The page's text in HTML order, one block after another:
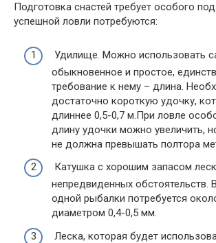
Подготовка снастей требует особого
успешной ловли потребуются:
Удилище. Можно использовать
обыкновенное и простое,
требование к нему – длина.
достаточно короткую удочку,
длиннее 0,5-0,7 м.При ловле
длину удочки можно увеличить,
не должна превышать полтора
Катушка с хорошим запасом
непредвиденных обстоятельств.
одной рыбалки потребуется
диаметром 0,4-0,5 мм.
Леска, которая будет